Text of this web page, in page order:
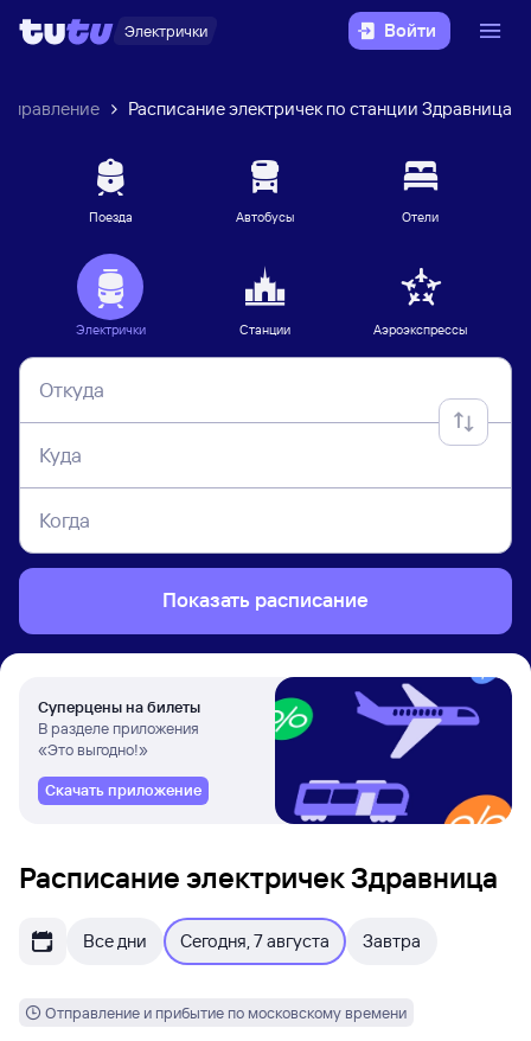
Электрички Войти
Расписание электричек по станции Здравница
Поезда Автобусы Отели
Электрички Станции Аэроэкспрессы
Откуда
Куда
Когда
Показать расписание
Суперцены на билеты
В разделе приложения
«Это выгодно!»
Скачать приложение
Расписание электричек Здравница
Все дни Сегодня, 7 августа Завтра
Отправление и прибытие по московскому времени